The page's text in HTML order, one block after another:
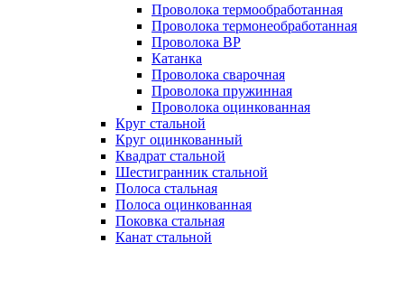
Проволока термообработанная
Проволока термонеобработанная
Проволока ВР
Катанка
Проволока сварочная
Проволока пружинная
Проволока оцинкованная
Круг стальной
Круг оцинкованный
Квадрат стальной
Шестигранник стальной
Полоса стальная
Полоса оцинкованная
Поковка стальная
Канат стальной